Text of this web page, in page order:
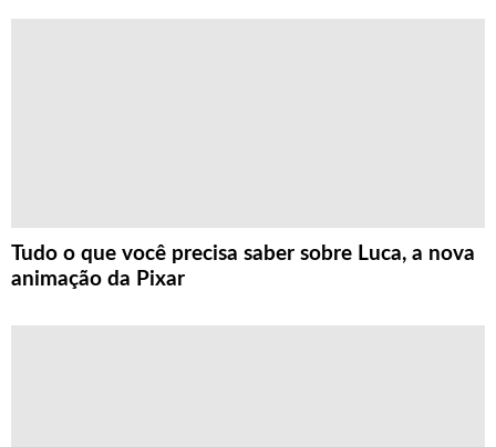
Tudo o que você precisa saber sobre Luca, a nova
animação da Pixar